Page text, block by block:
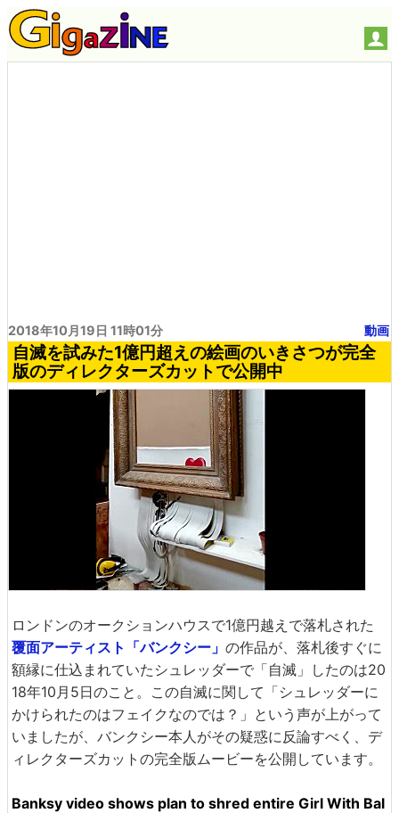
2018年10月19日 11時01分 動画
自滅を試みた1億円超えの絵画のいきさつが完全
版のディレクターズカットで公開中
ロンドンのオークションハウスで1億円越えで落札された
覆面アーティスト「バンクシー」 の作品が、落札後すぐに
額縁に仕込まれていたシュレッダーで「自滅」したのは20
18年10月5日のこと。この自滅に関して「シュレッダーに
かけられたのはフェイクなのでは？」という声が上がって
いましたが、バンクシー本人がその疑惑に反論すべく、デ
ィレクターズカットの完全版ムービーを公開しています。
Banksy video shows plan to shred entire Girl With Bal